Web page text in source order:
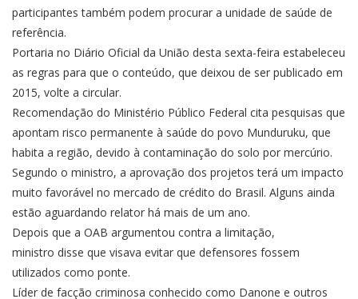
participantes também podem procurar a unidade de saúde de
referência.
Portaria no Diário Oficial da União desta sexta-feira estabeleceu
as regras para que o conteúdo, que deixou de ser publicado em
2015, volte a circular.
Recomendação do Ministério Público Federal cita pesquisas que
apontam risco permanente à saúde do povo Munduruku, que
habita a região, devido à contaminação do solo por mercúrio.
Segundo o ministro, a aprovação dos projetos terá um impacto
muito favorável no mercado de crédito do Brasil. Alguns ainda
estão aguardando relator há mais de um ano.
Depois que a OAB argumentou contra a limitação,
ministro disse que visava evitar que defensores fossem
utilizados como ponte.
Líder de facção criminosa conhecido como Danone e outros